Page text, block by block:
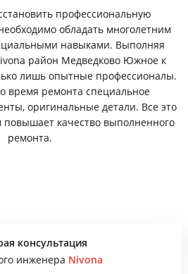
профессиональную
обладать многолетним
навыками. Выполняя
район Медведково Южное к
лишь опытные профессионалы.
время ремонта специальное
оригинальные детали. Все это
качество выполненного
ремонта.
консультация
инженера Nivona